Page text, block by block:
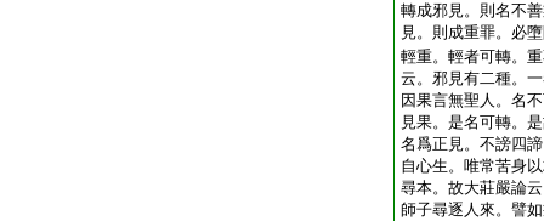
轉成邪見。則名不
見。則成重罪。必
輕重。輕者可轉。
云。邪見有二種。
因果言無聖人。名
見果。是名可轉。
名爲正見。不謗四
自心生。唯常苦身
尋本。故大莊嚴論
師子尋逐人來。譬